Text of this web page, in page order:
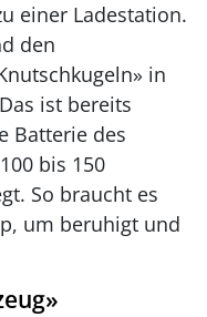
einer Ladestation.
den
in
ist bereits
Batterie des
bis 150
So braucht es
um beruhigt und